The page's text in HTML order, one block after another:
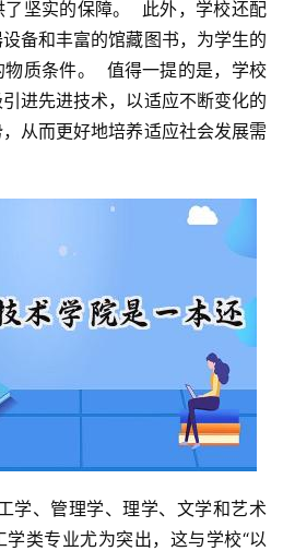
坚实的保障。  此外，学校还配
备和丰富的馆藏图书，为学生的
质条件。  值得一提的是，学校
进先进技术，以适应不断变化的
从而更好地培养适应社会发展需
类专业尤为突出，这与学校“以